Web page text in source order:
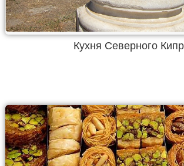
Кухня Северного